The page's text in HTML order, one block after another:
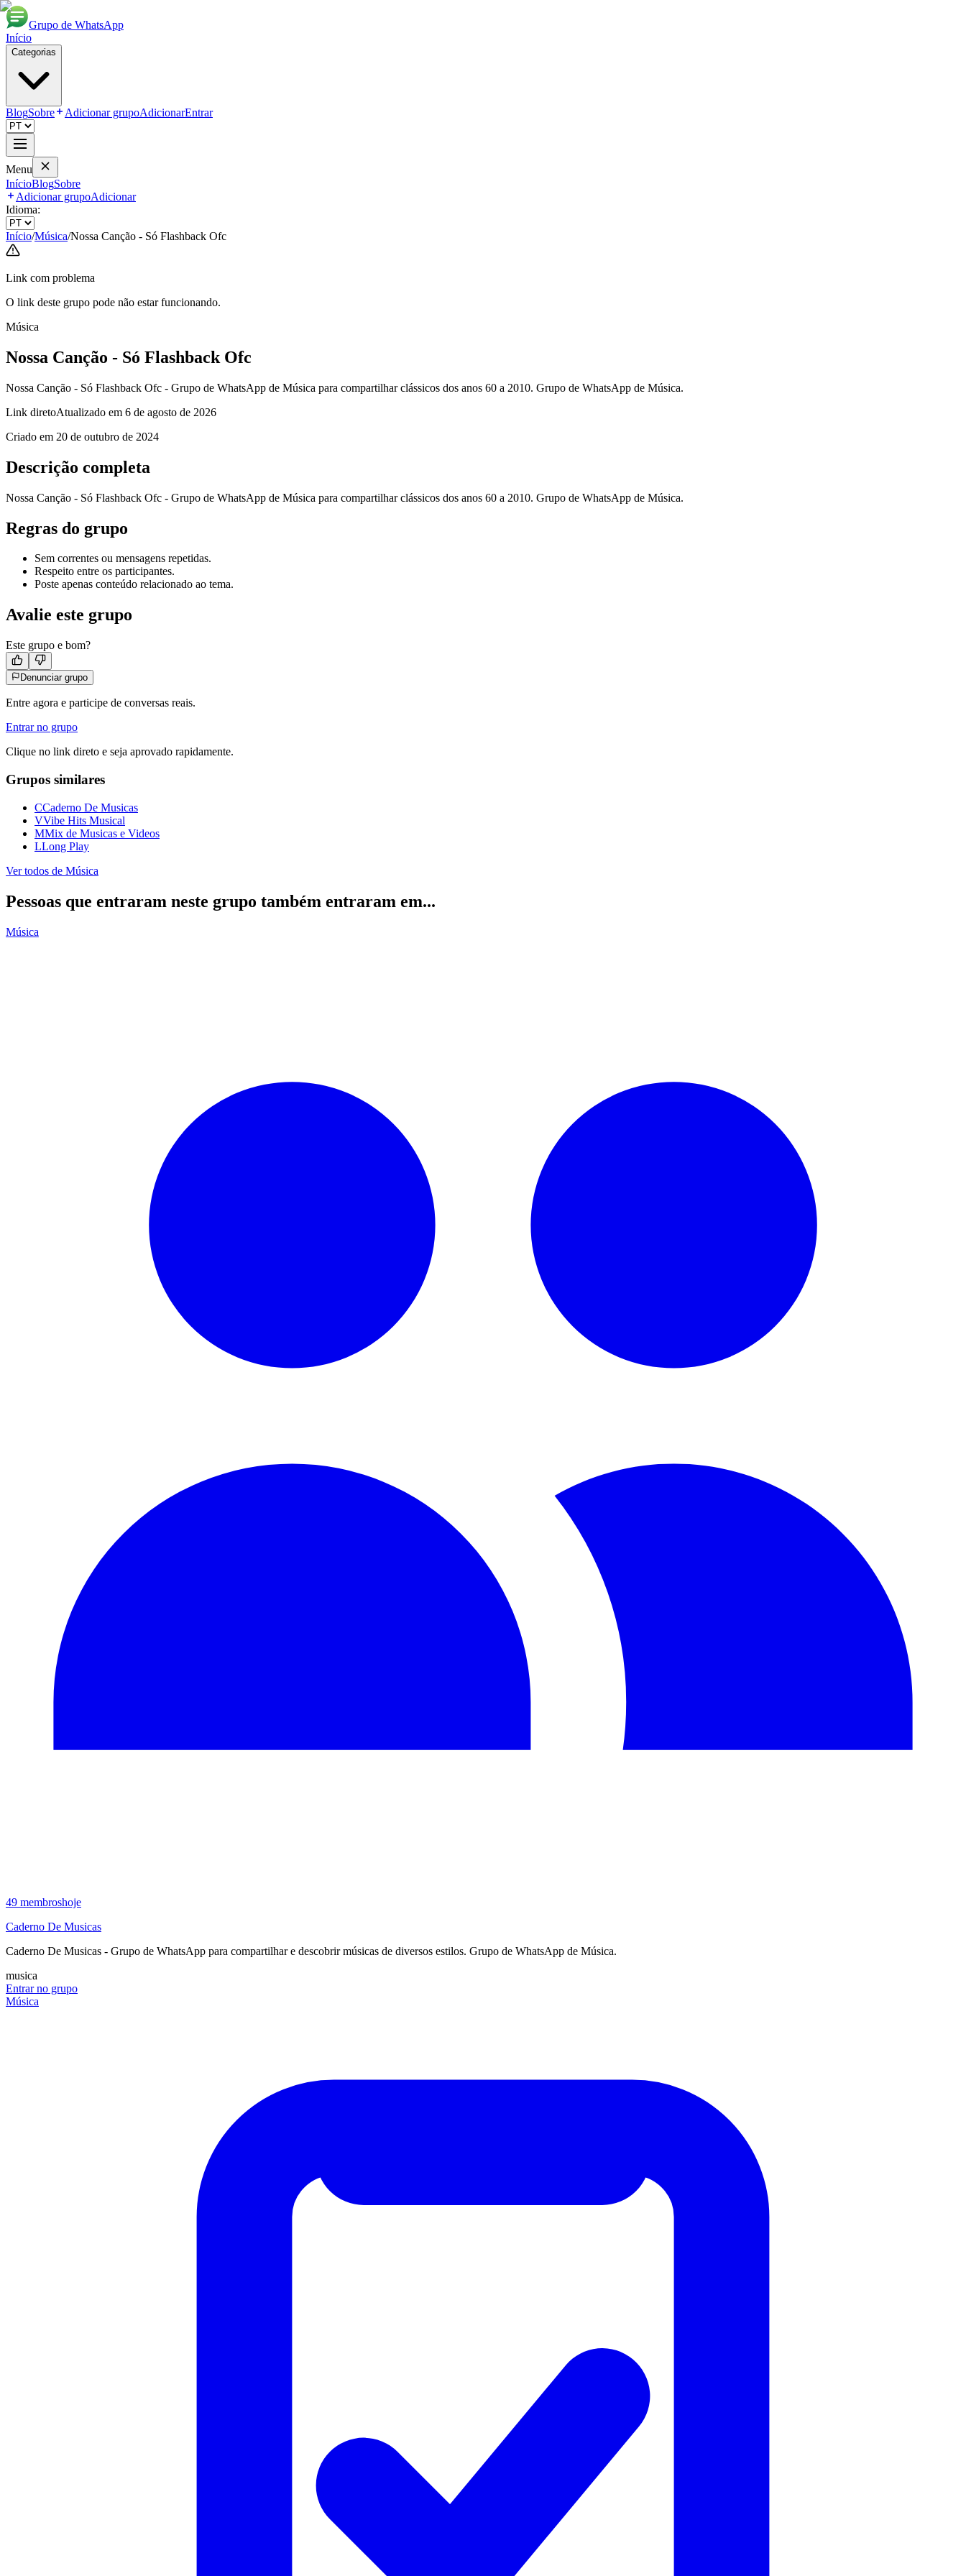
Grupo de WhatsApp
Início
Categorias
BlogSobre Adicionar grupoAdicionarEntrar
Menu
InícioBlogSobre
Adicionar grupoAdicionar
Idioma:
Início/Música/Nossa Canção - Só Flashback Ofc
Link com problema
O link deste grupo pode não estar funcionando.
Música
Nossa Canção - Só Flashback Ofc
Nossa Canção - Só Flashback Ofc - Grupo de WhatsApp de Música para compartilhar clássicos dos anos 60 a 2010. Grupo de WhatsApp de Música.
Link diretoAtualizado em 6 de agosto de 2026
Criado em 20 de outubro de 2024
Descrição completa
Nossa Canção - Só Flashback Ofc - Grupo de WhatsApp de Música para compartilhar clássicos dos anos 60 a 2010. Grupo de WhatsApp de Música.
Regras do grupo
Sem correntes ou mensagens repetidas.
Respeito entre os participantes.
Poste apenas conteúdo relacionado ao tema.
Avalie este grupo
Este grupo e bom?
Denunciar grupo
Entre agora e participe de conversas reais.
Entrar no grupo
Clique no link direto e seja aprovado rapidamente.
Grupos similares
CCaderno De Musicas
VVibe Hits Musical
MMix de Musicas e Videos
LLong Play
Ver todos de Música
Pessoas que entraram neste grupo também entraram em...
Música
49 membroshoje
Caderno De Musicas
Caderno De Musicas - Grupo de WhatsApp para compartilhar e descobrir músicas de diversos estilos. Grupo de WhatsApp de Música.
musica
Entrar no grupo
Música